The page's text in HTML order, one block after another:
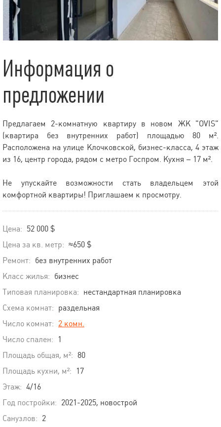
Информация о
предложении
Предлагаем 2-комнатную квартиру в новом ЖК "OVIS"
(квартира без внутренних работ) площадью 80 м².
Расположена на улице Клочковской, бизнес-класса, 4 этаж
из 16, центр города, рядом с метро Госпром. Кухня – 17 м².
Не упускайте возможности стать владельцем этой
комфортной квартиры! Приглашаем к просмотру.
Цена: 52 000 $
Цена за кв. метр: ≈650 $
Ремонт: без внутренних работ
Класс жилья: бизнес
Типовая планировка: нестандартная планировка
Схема комнат: раздельная
Число комнат: 2 комн.
Число спален:
1
Площадь общая, м²: 80
Площадь кухни, м²:
17
Этаж: 4/16
Год постройки: 2021-2025, новострой
Санузлов: 2